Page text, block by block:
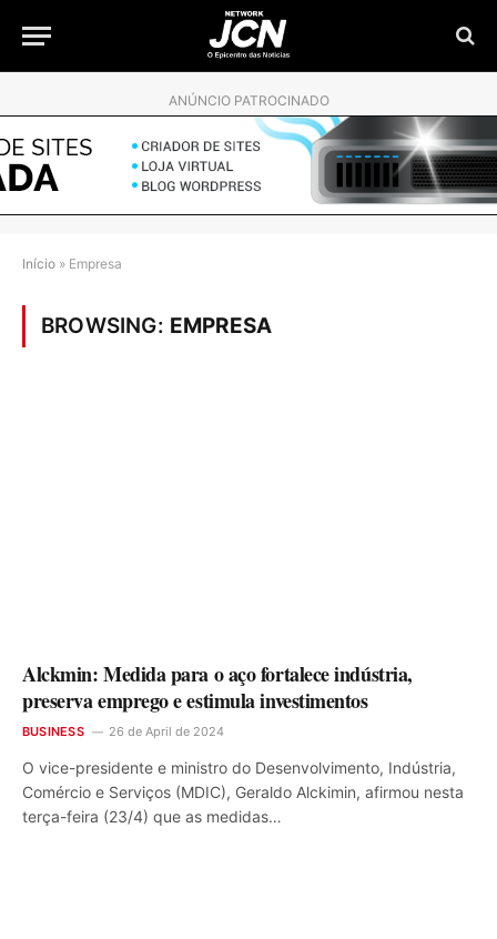
ANÚNCIO PATROCINADO
Início » Empresa
BROWSING: EMPRESA
Alckmin: Medida para o aço fortalece indústria,
preserva emprego e estimula investimentos
BUSINESS 26 de April de 2024
O vice-presidente e ministro do Desenvolvimento, Indústria,
Comércio e Serviços (MDIC), Geraldo Alckimin, afirmou nesta
terça-feira (23/4) que as medidas…